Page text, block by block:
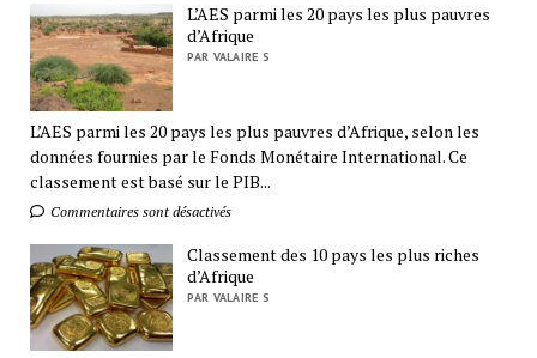
L’AES parmi les 20 pays les plus pauvres
d’Afrique
PAR VALAIRE S
L’AES parmi les 20 pays les plus pauvres d’Afrique, selon les
données fournies par le Fonds Monétaire International. Ce
classement est basé sur le PIB...
Commentaires sont désactivés
Classement des 10 pays les plus riches
d’Afrique
PAR VALAIRE S